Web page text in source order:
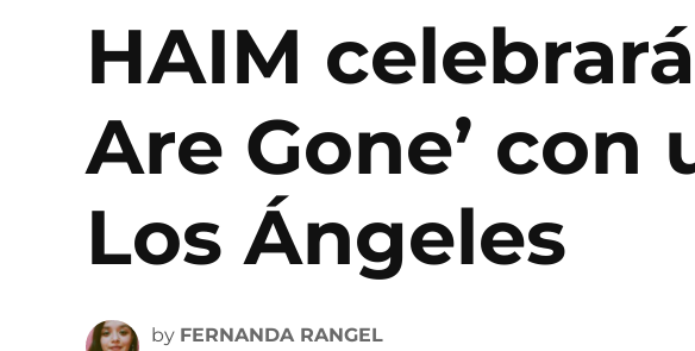
HAIM
Are Gone’
Los Ángeles
by FERNANDA RANGEL